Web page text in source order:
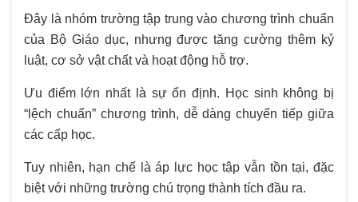
Đây là nhóm trường tập trung vào chương trình chuẩn
của Bộ Giáo dục, nhưng được tăng cường thêm kỷ
luật, cơ sở vật chất và hoạt động hỗ trợ.
Ưu điểm lớn nhất là sự ổn định. Học sinh không bị
“lệch chuẩn” chương trình, dễ dàng chuyển tiếp giữa
các cấp học.
Tuy nhiên, hạn chế là áp lực học tập vẫn tồn tại, đặc
biệt với những trường chú trọng thành tích đầu ra.